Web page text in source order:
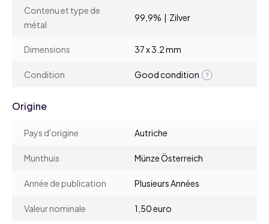
Contenu et type de
métal
99,9% | Zilver
Dimensions 37 x 3.2 mm
Condition Good condition
Origine
Pays d'origine Autriche
Munthuis Münze Österreich
Année de publication Plusieurs Années
Valeur nominale 1,50 euro